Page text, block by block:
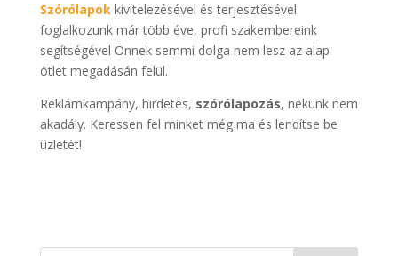
Szórólapokkivitelezésével és terjesztésével
foglalkozunk már több éve, profi szakembereink
segítségével Önnek semmi dolga nem lesz az alap
ötlet megadásán felül.
Reklámkampány, hirdetés, szórólapozás, nekünk nem
akadály. Keressen fel minket még ma és lendítse be
üzletét!